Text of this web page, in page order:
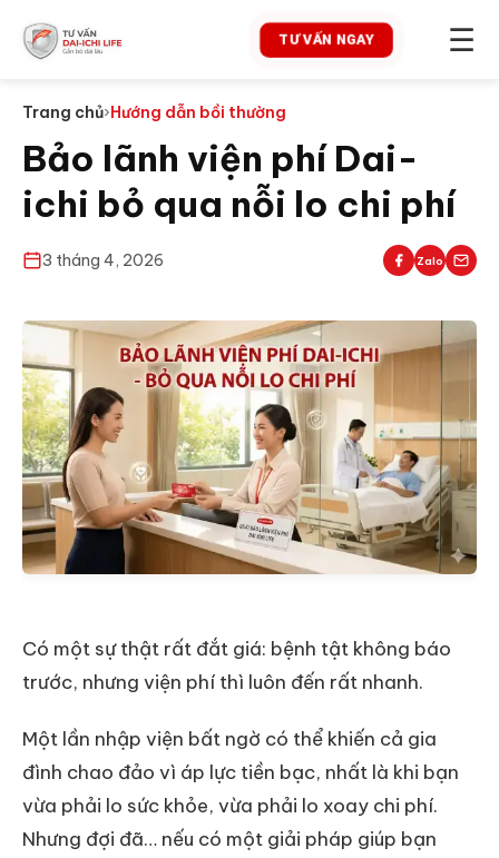
TƯ VẤN NGAY ☰
Trang chủ›Hướng dẫn bồi thường
Bảo lãnh viện phí Dai-
ichi bỏ qua nỗi lo chi phí
3 tháng 4, 2026 Zalo
Có một sự thật rất đắt giá: bệnh tật không báo
trước, nhưng viện phí thì luôn đến rất nhanh.
Một lần nhập viện bất ngờ có thể khiến cả gia
đình chao đảo vì áp lực tiền bạc, nhất là khi bạn
vừa phải lo sức khỏe, vừa phải lo xoay chi phí.
Nhưng đợi đã… nếu có một giải pháp giúp bạn